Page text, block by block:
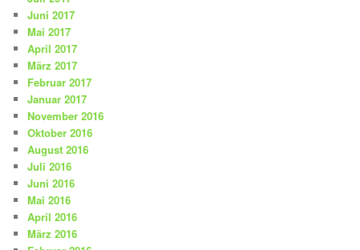
Juni 2017
Mai 2017
April 2017
März 2017
Februar 2017
Januar 2017
November 2016
Oktober 2016
August 2016
Juli 2016
Juni 2016
Mai 2016
April 2016
März 2016